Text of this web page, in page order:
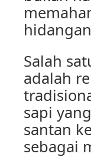
Salah
adalah
sapi
santan
sebagai